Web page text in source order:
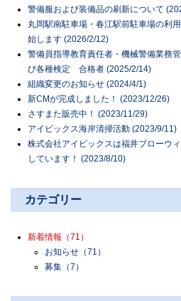
警備服および装備品の刷新について
丸岡駅南駐車場・春江駅前駐車場の利
始します (2026/2/12)
警備員指導教育責任者・機械警備業務
び各種検定 合格者 (2025/2/14)
組織変更のお知らせ (2024/4/1)
新CMが完成しました！ (2023/12/26)
さすまた販売中！ (2023/11/29)
アイビックス海岸清掃活動 (2023/9/11)
株式会社アイビックスは福井ブローウ
しています！ (2023/8/10)
カテゴリー
新着情報 （71）
お知らせ （71）
募集 （7）